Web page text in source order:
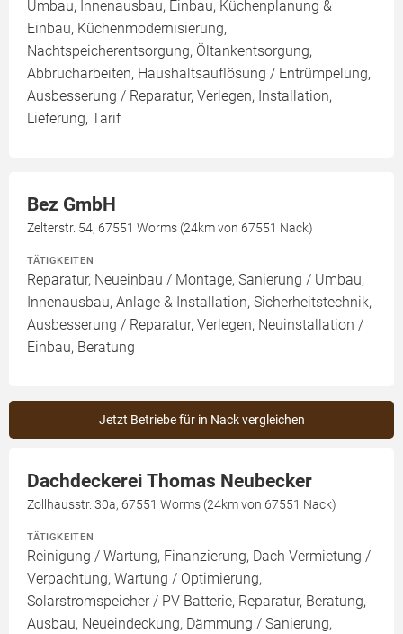
Umbau, Innenausbau, Einbau, Küchenplanung &
Einbau, Küchenmodernisierung,
Nachtspeicherentsorgung, Öltankentsorgung,
Abbrucharbeiten, Haushaltsauflösung / Entrümpelung,
Ausbesserung / Reparatur, Verlegen, Installation,
Lieferung, Tarif
Bez GmbH
Zelterstr. 54, 67551 Worms (24km von 67551 Nack)
TÄTIGKEITEN
Reparatur, Neueinbau / Montage, Sanierung / Umbau,
Innenausbau, Anlage & Installation, Sicherheitstechnik,
Ausbesserung / Reparatur, Verlegen, Neuinstallation /
Einbau, Beratung
Jetzt Betriebe für in Nack vergleichen
Dachdeckerei Thomas Neubecker
Zollhausstr. 30a, 67551 Worms (24km von 67551 Nack)
TÄTIGKEITEN
Reinigung / Wartung, Finanzierung, Dach Vermietung /
Verpachtung, Wartung / Optimierung,
Solarstromspeicher / PV Batterie, Reparatur, Beratung,
Ausbau, Neueindeckung, Dämmung / Sanierung,